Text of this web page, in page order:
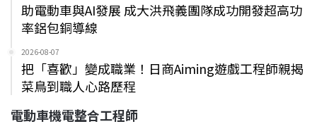
助電動車與AI發展 成大洪飛義團隊成功開發超高功
率鋁包銅導線
2026-08-07
把「喜歡」變成職業！日商Aiming遊戲工程師親揭
菜鳥到職人心路歷程
電動車機電整合工程師